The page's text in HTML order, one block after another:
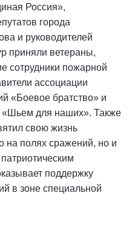
Россия»,
города
и руководителей
приняли ветераны,
сотрудники пожарной
ассоциации
«Боевое братство» и
«Шьем для наших». Также
свою жизнь
на полях сражений, но и
поддержку
в зоне специальной